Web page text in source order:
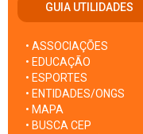
GUIA UTILIDADES
• ASSOCIAÇÕES
• EDUCAÇÃO
• ESPORTES
• ENTIDADES/ONGS
• MAPA
• BUSCA CEP